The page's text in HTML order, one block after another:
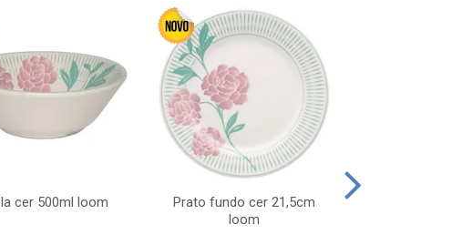
cer 500ml loom
Prato fundo cer 21,5cm
loom